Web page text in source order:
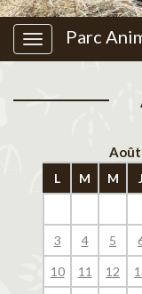
Parc
L M M J
3 4 5
10 11 12